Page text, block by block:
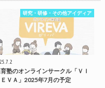
研究・研修・その他アイディア
塾のオンラインサークル「ＶＩ
ＥＶＡ」2025年7月の予定